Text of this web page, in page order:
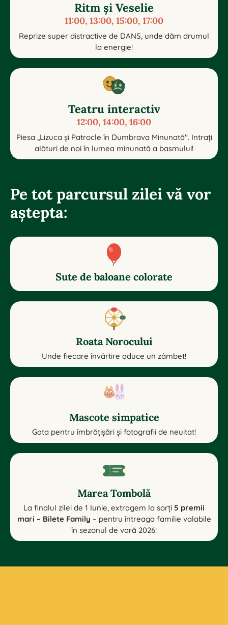
Ritm și Veselie
11:00, 13:00, 15:00, 17:00
Reprize super distractive de DANS, unde dăm drumul
la energie!
Teatru interactiv
12:00, 14:00, 16:00
Piesa „Lizuca și Patrocle în Dumbrava Minunată". Intrați
alături de noi în lumea minunată a basmului!
Pe tot parcursul zilei vă vor
aștepta:
Sute de baloane colorate
Roata Norocului
Unde fiecare învârtire aduce un zâmbet!
Mascote simpatice
Gata pentru îmbrățișări și fotografii de neuitat!
Marea Tombolă
La finalul zilei de 1 Iunie, extragem la sorți 5 premii
mari – Bilete Family – pentru întreaga familie valabile
în sezonul de vară 2026!